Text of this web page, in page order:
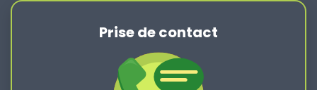
Prise de contact